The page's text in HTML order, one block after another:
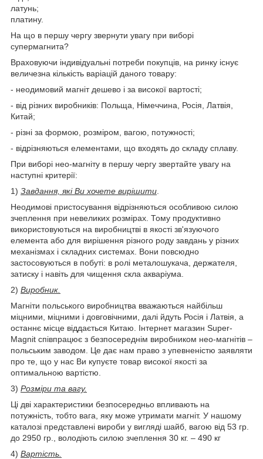
латунь;
платину.
На що в першу чергу звернути увагу при виборі
супермагнита?
Враховуючи індивідуальні потреби покупців, на ринку існує
величезна кількість варіацій даного товару:
- неодимовий магніт дешево і за високої вартості;
- від різних виробників: Польща, Німеччина, Росія, Латвія,
Китай;
- різні за формою, розміром, вагою, потужності;
- відрізняються елементами, що входять до складу сплаву.
При виборі нео-магніту в першу чергу звертайте увагу на
наступні критерії:
1) Завдання, які Ви хочете вирішити
Неодимові пристосування відрізняються особливою силою
зчеплення при невеликих розмірах. Тому продуктивно
використовуються на виробництві в якості зв'язуючого
елемента або для вирішення різного роду завдань у різних
механізмах і складних системах. Вони повсюдно
застосовуються в побуті: в ролі металошукача, держателя,
затиску і навіть для чищення скла акваріума.
2) Виробник.
Магніти польського виробництва вважаються найбільш
міцними, міцними і довговічними, далі йдуть Росія і Латвія, а
останнє місце віддається Китаю. Інтернет магазин Super-
Magnit співпрацює з безпосереднім виробником нео-магнітів –
польським заводом. Це дає нам право з упевненістю заявляти
про те, що у нас Ви купуєте товар високої якості за
оптимальною вартістю.
3) Розміри та вагу.
Ці дві характеристики безпосередньо впливають на
потужність, тобто вага, яку може утримати магніт. У нашому
каталозі представлені вироби у вигляді шайб, вагою від 53 гр.
до 2950 гр., володіють силою зчеплення 30 кг. – 490 кг
4) Вартість.